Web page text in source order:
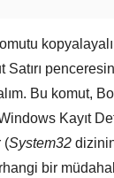
Satırı
Bu komut,
Kayıt
(System32
bir